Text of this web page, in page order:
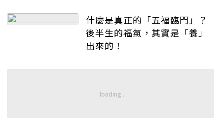
什麼是真正的「五福臨門」？
後半生的福氣，其實是「養」
出來的！